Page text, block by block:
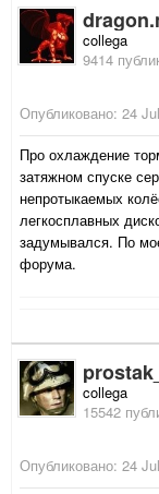
collega
9414
Опубликовано: 24
Про охлаждение
затяжном спуске
непротыкаемых
легкосплавных
задумывался. По
форума.
collega
15542
Опубликовано: 24